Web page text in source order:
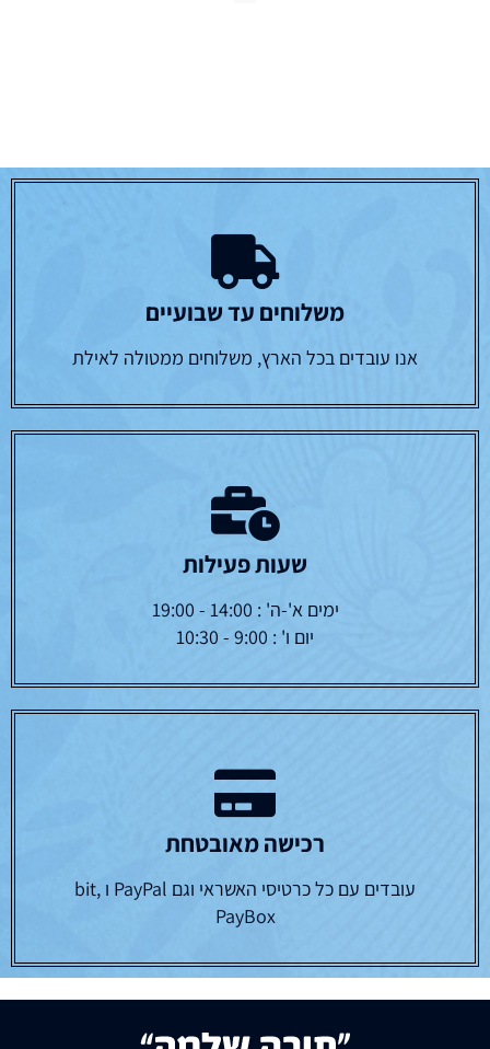
משלוחים עד שבועיים
אנו עובדים בכל הארץ, משלוחים ממטולה לאילת
שעות פעילות
ימים א'-ה' : 14:00 - 19:00
יום ו' : 9:00 - 10:30
רכישה מאובטחת
עובדים עם כל כרטיסי האשראי וגם PayPal ו bit,
PayBox